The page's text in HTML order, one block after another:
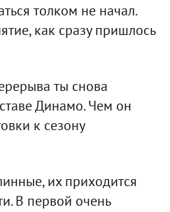
толком не начал.
как сразу пришлось
ты снова
Динамо. Чем он
к сезону
их приходится
В первой очень